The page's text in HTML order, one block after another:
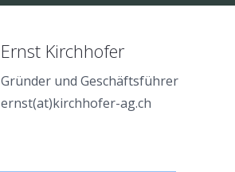
Ernst Kirchhofer
Gründer und Geschäftsführer
ernst(at)kirchhofer-ag.ch